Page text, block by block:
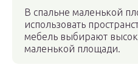
В спальне маленькой
использовать
мебель выбирают
маленькой площади.